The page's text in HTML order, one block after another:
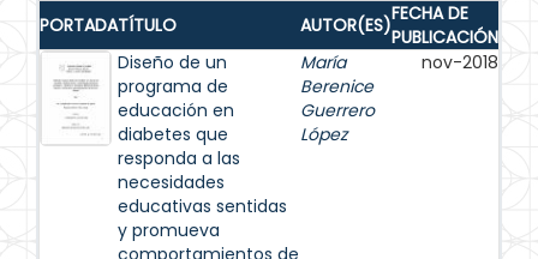
PORTADATÍTULO AUTOR(ES)FECHA DE
PUBLICACIÓN
Diseño de un
programa de
educación en
diabetes que
responda a las
necesidades
educativas sentidas
y promueva
comportamientos de
María
Berenice
Guerrero
López
nov-2018